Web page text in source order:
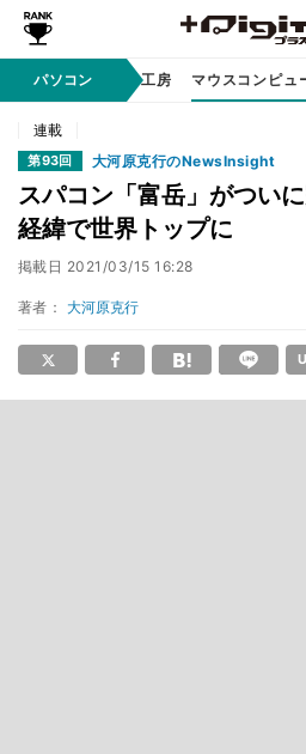
パソコンパソコン工房 マウスコンピュ
連載
第93回 大河原克行のNewsInsight
スパコン「富岳」がつい
経緯で世界トップに
掲載日 2021/03/15 16:28
著者： 大河原克行